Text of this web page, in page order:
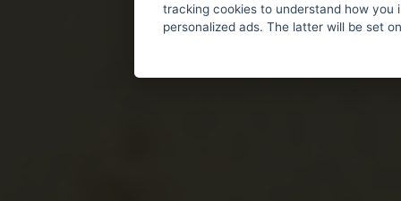
tracking cookies to understand how
personalized ads. The latter will be set